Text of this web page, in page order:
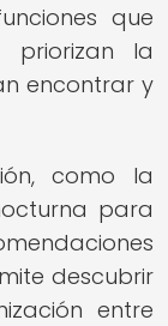
que
priorizan la
encontrar y
como la
para
descubrir
entre